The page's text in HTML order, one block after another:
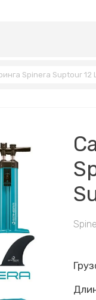
Spinera Suptour 12